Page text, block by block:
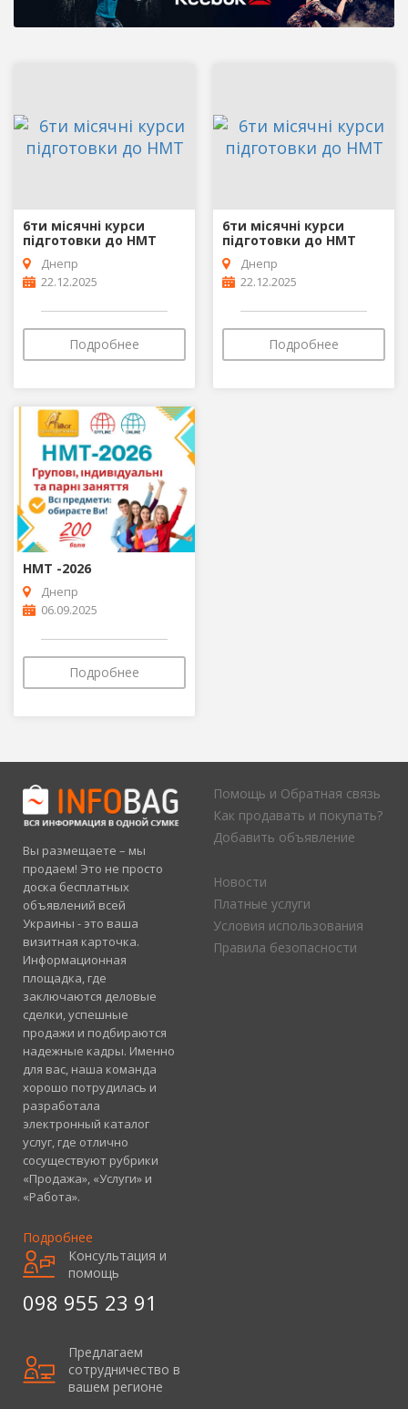
6ти місячні курси
підготовки до НМТ
Днепр
22.12.2025
Подробнее
6ти місячні курси
підготовки до НМТ
Днепр
22.12.2025
Подробнее
НМТ -2026
Днепр
06.09.2025
Подробнее
Вы размещаете – мы
продаем! Это не просто
доска бесплатных
объявлений всей
Украины - это ваша
визитная карточка.
Информационная
площадка, где
заключаются деловые
сделки, успешные
продажи и подбираются
надежные кадры. Именно
для вас, наша команда
хорошо потрудилась и
разработала
электронный каталог
услуг, где отлично
сосуществуют рубрики
«Продажа», «Услуги» и
«Работа».
Подробнее
Помощь и Обратная связь
Как продавать и покупать?
Добавить объявление
Новости
Платные услуги
Условия использования
Правила безопасности
Консультация и
помощь
098 955 23 91
Предлагаем
сотрудничество в
вашем регионе